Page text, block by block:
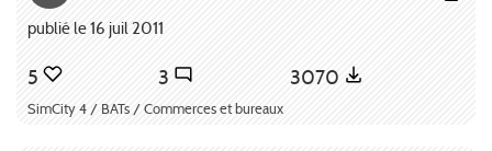
publié le 16 juil 2011
5 3 3070
SimCity 4 / BATs / Commerces et bureaux